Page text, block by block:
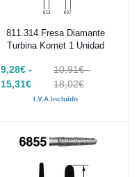
Añadir al carrito
811.314 Fresa Diamante
Turbina Komet 1 Unidad
9,28€ -
15,31€
10,91€ -
18,02€
I.V.A Incluido